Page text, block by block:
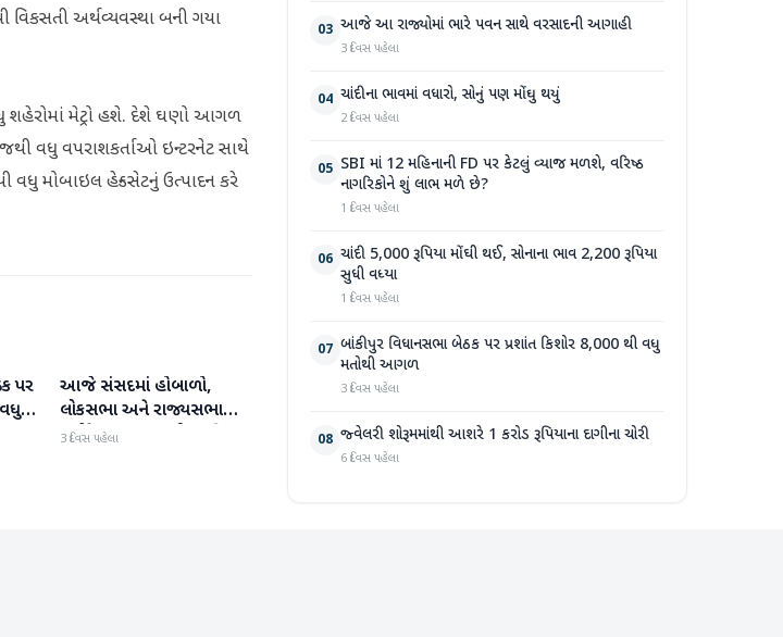
અર્થવ્યવસ્થા બની ગયા
શહેરોમાં મેટ્રો હશે. દેશે ઘણો આગળ
વધુ વપરાશકર્તાઓ ઇન્ટરનેટ સાથે
મોબાઇલ હેન્ડસેટનું ઉત્પાદન કરે
પર
રાષ્ટ્રીય
આજે સંસદમાં હોબાળો,
લોકસભા અને રાજ્યસભા
બપોરે 2 વાગ્યા સુધી સ્થગિત
3 દિવસ પહેલા
03 આજે આ રાજ્યોમાં ભારે પવન સાથે વરસાદની આગાહી
3 દિવસ પહેલા
04 ચાંદીના ભાવમાં વધારો, સોનું પણ મોંઘુ થયું
2 દિવસ પહેલા
05 SBI માં 12 મહિનાની FD પર કેટલું વ્યાજ મળશે, વરિષ્ઠ
નાગરિકોને શું લાભ મળે છે?
1 દિવસ પહેલા
06 ચાંદી 5,000 રૂપિયા મોંઘી થઈ, સોનાના ભાવ 2,200 રૂપિયા
સુધી વધ્યા
1 દિવસ પહેલા
07 બાંકીપુર વિધાનસભા બેઠક પર પ્રશાંત કિશોર 8,000 થી વધુ
મતોથી આગળ
3 દિવસ પહેલા
08 જ્વેલરી શોરૂમમાંથી આશરે 1 કરોડ રૂપિયાના દાગીના ચોરી
6 દિવસ પહેલા